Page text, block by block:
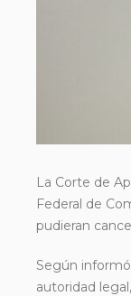
La Corte de
Federal de
pudieran
Según
autoridad